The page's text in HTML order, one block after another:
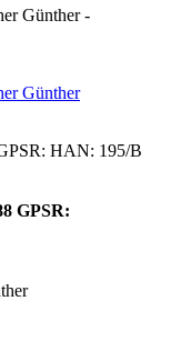
Günther -
Günther
HAN: 195/B
GPSR: